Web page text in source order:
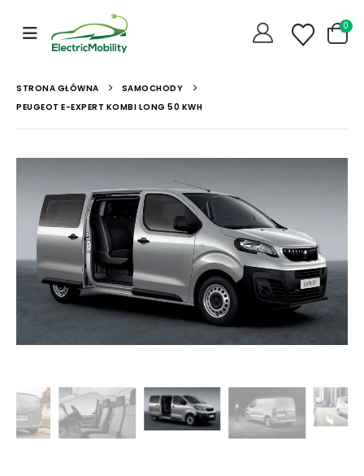
0
STRONA GŁÓWNA
SAMOCHODY
PEUGEOT E-EXPERT KOMBI LONG 50 KWH